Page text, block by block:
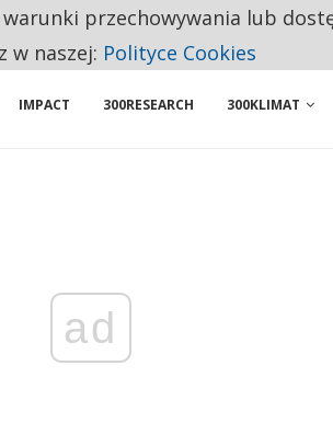
PODSTAWOWE ZAKUPY
IMPACT 300RESEARCH 300KLIMAT
ad
przechowywania lub
w naszej: Polityce Cookies